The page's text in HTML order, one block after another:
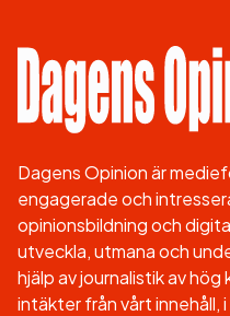
Dagens Opinion är
engagerade och
opinionsbildning och
utveckla, utmana och
hjälp av journalistik av
intäkter från vårt innehåll,